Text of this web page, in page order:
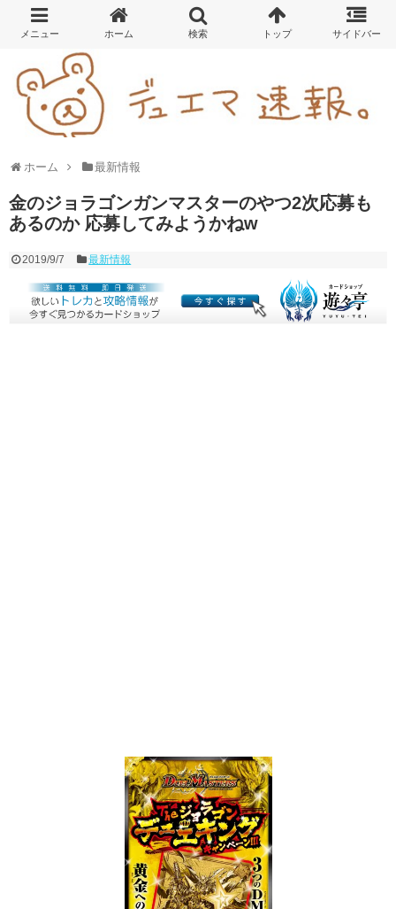
ホーム 最新情報
金のジョラゴンガンマスターのやつ2次応募も
あるのか 応募してみようかねw
2019/9/7 最新情報